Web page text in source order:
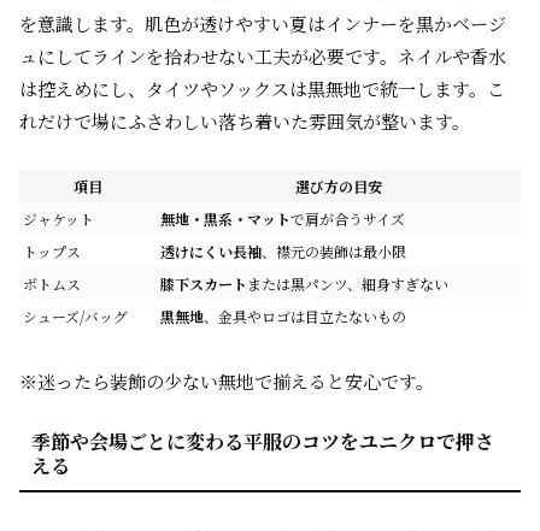
を意識します。肌色が透けやすい夏はインナーを黒かベージ
ュにしてラインを拾わせない工夫が必要です。ネイルや香水
は控えめにし、タイツやソックスは黒無地で統一します。こ
れだけで場にふさわしい落ち着いた雰囲気が整います。
項目
選び方の目安
ジャケット
無地・黒系・マットで肩が合うサイズ
トップス
透けにくい長袖、襟元の装飾は最小限
ボトムス
膝下スカートまたは黒パンツ、細身すぎない
シューズ/バッグ
黒無地、金具やロゴは目立たないもの
※迷ったら装飾の少ない無地で揃えると安心です。
季節や会場ごとに変わる平服のコツをユニクロで押さ
える